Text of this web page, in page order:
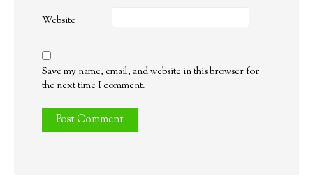
Website
Save my name, email, and website in this browser for
the next time I comment.